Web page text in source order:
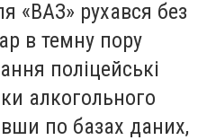
«ВАЗ» рухався без
в темну пору
поліцейські
алкогольного
по базах даних,